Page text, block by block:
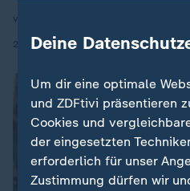
von Carsten Rüger
27.05.2025 | 16:00
Deine
Um dir eine optimale
und ZDFtivi präsentieren
Cookies und
der eingesetzten
erforderlich für unser
Zustimmung dürfen wir